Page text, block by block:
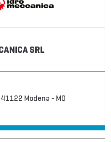
SRL
Modena - MO